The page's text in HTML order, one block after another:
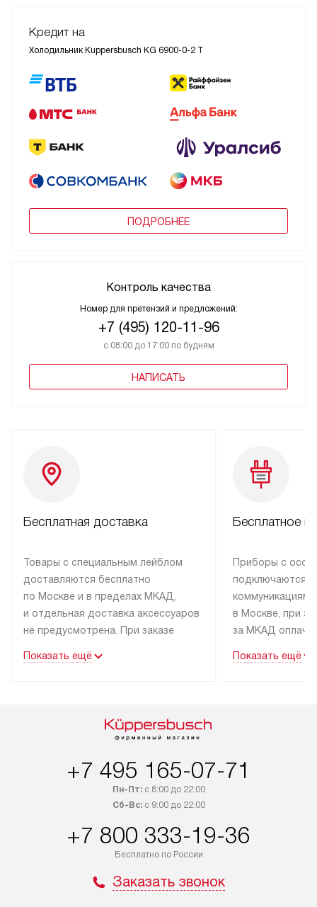
Кредит на
Холодильник Kuppersbusch KG 6900-0-2 T
ПОДРОБНЕЕ
Контроль качества
Номер для претензий и предложений:
+7 (495) 120-11-96
с 08:00 до 17:00 по будням
НАПИСАТЬ
Бесплатная доставка
Товары с специальным лейблом
доставляются бесплатно
по Москве и в пределах МКАД,
и отдельная доставка аксессуаров
не предусмотрена. При заказе
рекомендуем обсудить
быть отправлены покупателю
интересен товар «Под заказ»,
приобретения с менеджером сайта.
доставляются бесплатно
по Москве в пределах МКАД,
не предусмотрена.
Показать ещё
Бесплатное
Приборы с
подключаются к
коммуникациям
в Москве, при
за МКАД
партнера
по монтажу
материалы.
Показать ещё
+7 495 165-07-71
Пн-Пт:с 8:00 до 22:00
Сб-Вс:с 9:00 до 22:00
+7 800 333-19-36
Бесплатно по России
Заказать звонок